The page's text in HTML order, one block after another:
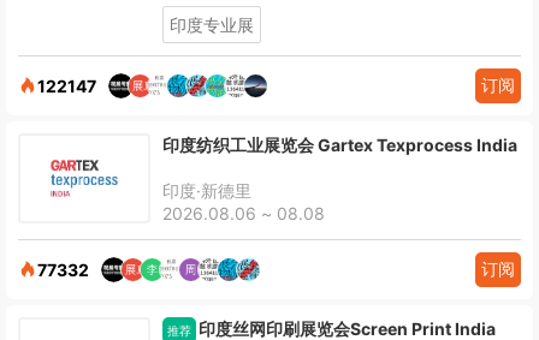
印度专业展
122147 订阅
印度纺织工业展览会 Gartex Texprocess India
印度·新德里
2026.08.06 ~ 08.08
77332 订阅
推荐 印度丝网印刷展览会Screen Print India